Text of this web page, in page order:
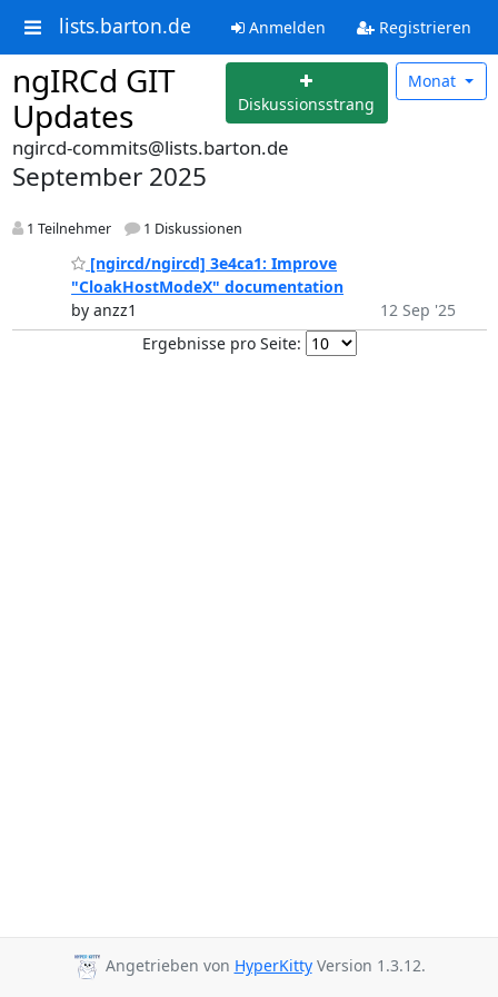
lists.barton.de Anmelden Registrieren
ngIRCd GIT
Updates
Diskussionsstrang
Monat
ngircd-commits@lists.barton.de
September 2025
1 Teilnehmer 1 Diskussionen
[ngircd/ngircd] 3e4ca1: Improve
"CloakHostModeX" documentation
by anzz1
12 Sep '25
Ergebnisse pro Seite:
Angetrieben von HyperKittyVersion 1.3.12.